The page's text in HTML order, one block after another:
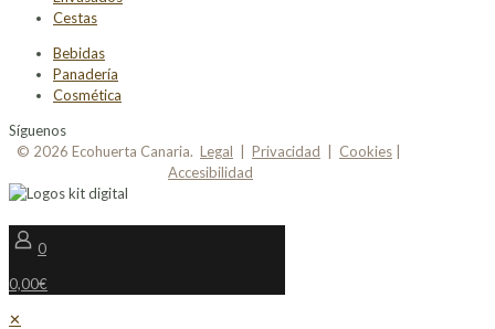
Cestas
Bebidas
Panadería
Cosmética
Síguenos
© 2026 Ecohuerta Canaria. Legal Privacidad Cookies
Accesibilidad
0
0,00€
✕